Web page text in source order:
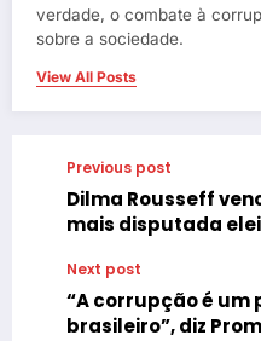
verdade, o combate à
sobre a sociedade.
View All Posts
Previous post
Dilma Rousseff
mais disputada
Next post
“A corrupção é
brasileiro”, diz